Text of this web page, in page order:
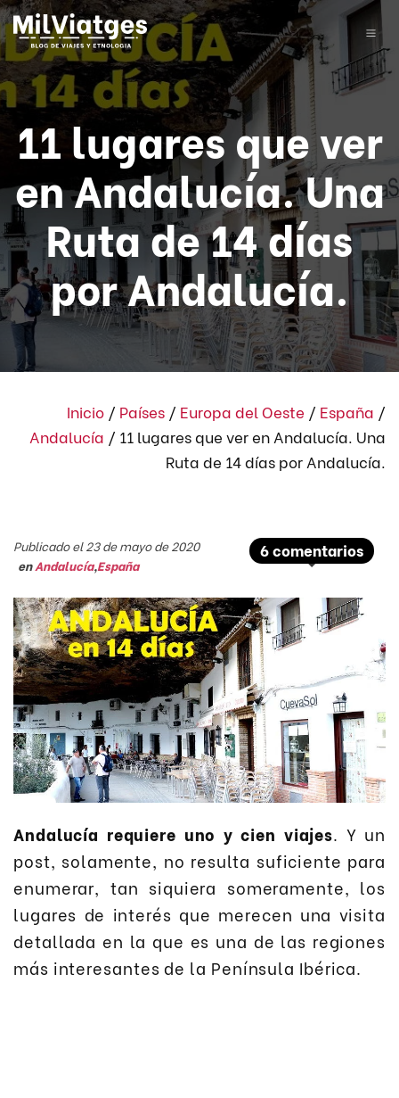
11 lugares que ver
en Andalucía. Una
Ruta de 14 días
por Andalucía.
Inicio / Países / Europa del Oeste / España /
Andalucía / 11 lugares que ver en Andalucía. Una
Ruta de 14 días por Andalucía.
6 comentarios
Publicado el 23 de mayo de 2020
enAndalucía,España
Andalucía requiere uno y cien viajes. Y un
post, solamente, no resulta suficiente para
enumerar, tan siquiera someramente, los
lugares de interés que merecen una visita
detallada en la que es una de las regiones
más interesantes de la Península Ibérica.